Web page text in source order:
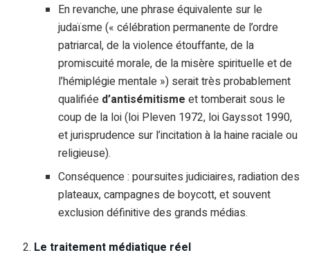
En revanche, une phrase équivalente sur le
judaïsme (« célébration permanente de l’ordre
patriarcal, de la violence étouffante, de la
promiscuité morale, de la misère spirituelle et de
l’hémiplégie mentale ») serait très probablement
qualifiée d’antisémitisme et tomberait sous le
coup de la loi (loi Pleven 1972, loi Gayssot 1990,
et jurisprudence sur l’incitation à la haine raciale ou
religieuse).
Conséquence : poursuites judiciaires, radiation des
plateaux, campagnes de boycott, et souvent
exclusion définitive des grands médias.
Le traitement médiatique réel